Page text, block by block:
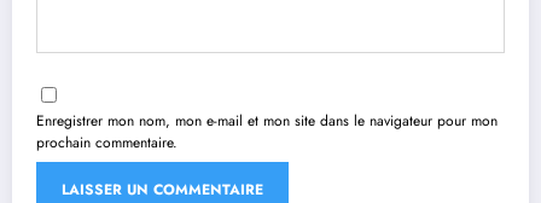
Enregistrer mon nom, mon e-mail et mon site dans le navigateur pour mon
prochain commentaire.